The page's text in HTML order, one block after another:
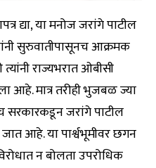
द्या, या मनोज जरांगे पाटील
सुरुवातीपासूनच आक्रमक
राज्यभरात ओबीसी
आहे. मात्र तरीही भुजबळ ज्या
सरकारकडून जरांगे पाटील
आहे. या पार्श्वभूमीवर छगन
न बोलता उपरोधिक